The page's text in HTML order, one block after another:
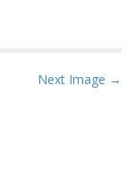
Next Image →